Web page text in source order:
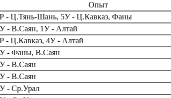
Опыт
- Ц.Тянь-Шань, 5У - Ц.Кавказ, Фаны
- В.Саян, 1У - Алтай
- Ц.Кавказ, 4У - Алтай
- Фаны, В.Саян
- В.Саян
- В.Саян
- Ср.Урал